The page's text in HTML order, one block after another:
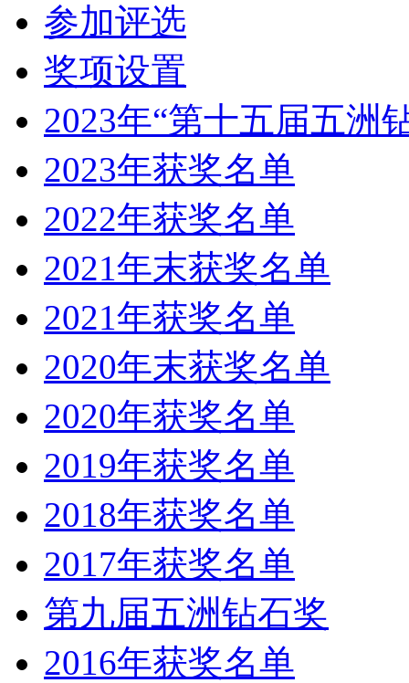
参加评选
奖项设置
2023年“第十五届五洲
2023年获奖名单
2022年获奖名单
2021年末获奖名单
2021年获奖名单
2020年末获奖名单
2020年获奖名单
2019年获奖名单
2018年获奖名单
2017年获奖名单
第九届五洲钻石奖
2016年获奖名单